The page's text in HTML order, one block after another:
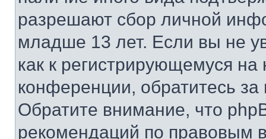
разрешают сбор личной
младше 13 лет. Если вы не
как к регистрирующемуся
конференции, обратитесь
Обратите внимание, что
рекомендаций по правовым